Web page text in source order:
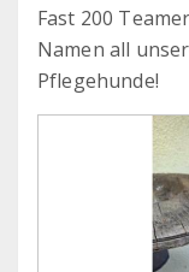
Fast 200
Namen all
Pflegehunde!